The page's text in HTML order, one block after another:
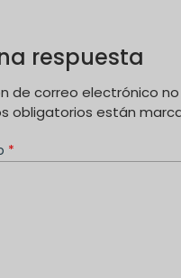
respuesta
de correo electrónico
obligatorios están
*